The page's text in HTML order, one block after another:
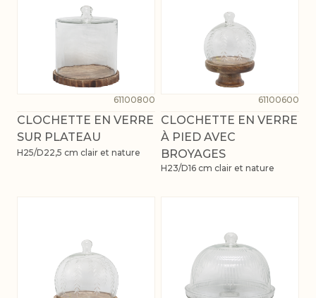
61100800
CLOCHETTE EN VERRE
SUR PLATEAU
H25/D22,5 cm clair et nature
61100600
CLOCHETTE EN VERRE
À PIED AVEC
BROYAGES
H23/D16 cm clair et nature